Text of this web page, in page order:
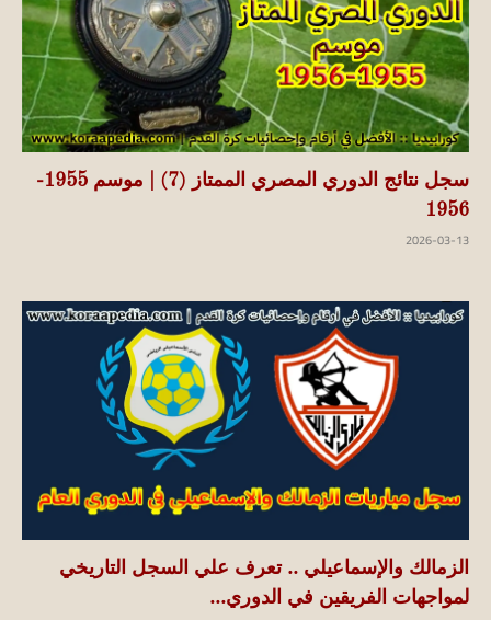
سجل نتائج الدوري المصري الممتاز (7) | موسم 1955-
1956
2026-03-13
الزمالك والإسماعيلي .. تعرف علي السجل التاريخي
لمواجهات الفريقين في الدوري...